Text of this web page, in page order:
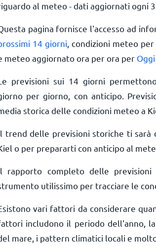
al meteo - dati aggiornati ogni 3
pagina fornisce l'accesso ad
14 giorni , condizioni meteo
meteo aggiornato ora per ora per Oggi
previsioni sui 14 giorni
per giorno, con anticipo.
storica delle condizioni meteo a
trend delle previsioni storiche ti sarà
o per prepararti con anticipo al
rapporto completo delle
utilissimo per tracciare le
vari fattori da considerare
includono il periodo dell'anno,
mare, i pattern climatici locali e